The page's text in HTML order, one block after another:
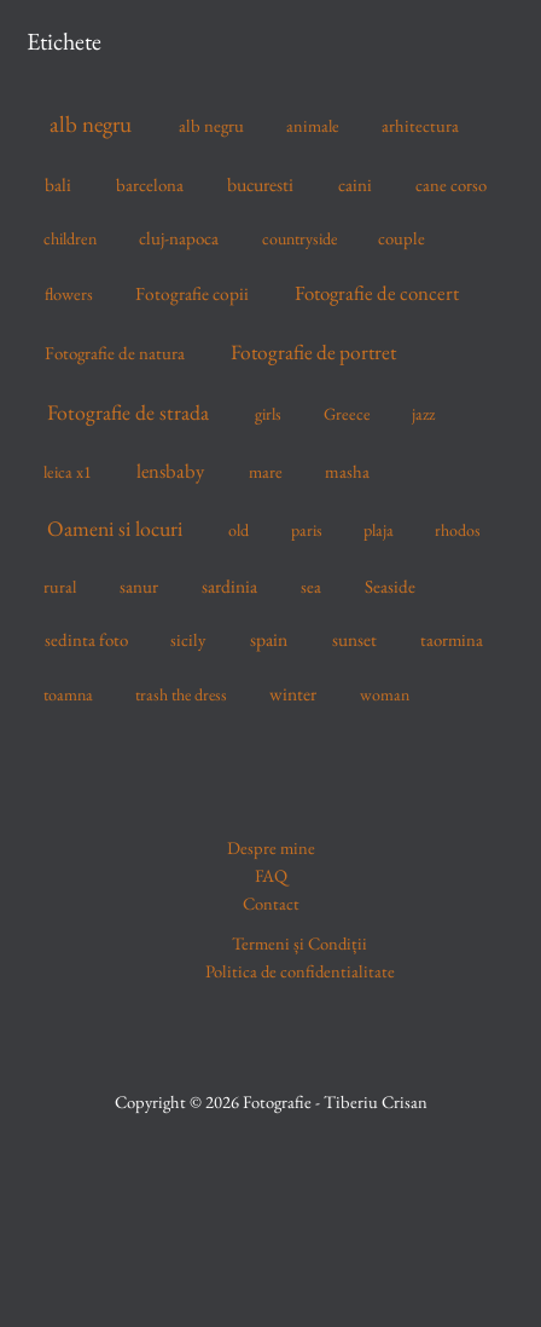
h
Etichete
alb negru alb negru animale arhitectura
bali barcelona bucuresti caini cane corso
children cluj-napoca countryside couple
flowers Fotografie copii Fotografie de concert
Fotografie de natura Fotografie de portret
Fotografie de strada girls Greece jazz
leica x1 lensbaby mare masha
Oameni si locuri old paris plaja rhodos
rural sanur sardinia sea Seaside
sedinta foto sicily spain sunset taormina
toamna trash the dress winter woman
Despre mine
FAQ
Contact
Termeni și Condiții
Politica de confidentialitate
Copyright © 2026 Fotografie - Tiberiu Crisan